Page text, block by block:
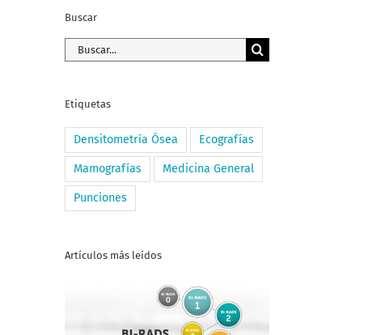
Buscar
Buscar:
Etiquetas
Densitometría Ósea Ecografías
Mamografías Medicina General
Punciones
Artículos más leídos